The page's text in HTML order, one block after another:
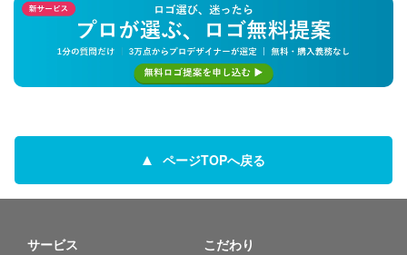
ページTOPへ戻る
サービス こだわり